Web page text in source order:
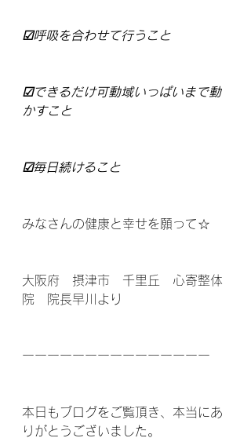
☑呼吸を合わせて行うこと
☑できるだけ可動域いっぱいまで動
かすこと
☑毎日続けること
みなさんの健康と幸せを願って☆
大阪府　摂津市　千里丘　心寄整体
院　院長早川より
ーーーーーーーーーーーーーーー
本日もブログをご覧頂き、本当にあ
りがとうございました。